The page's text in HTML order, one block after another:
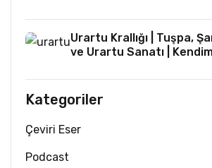
Urartu Krallığı | Tuşpa,
ve Urartu Sanatı |
Kategoriler
Çeviri Eser
Podcast